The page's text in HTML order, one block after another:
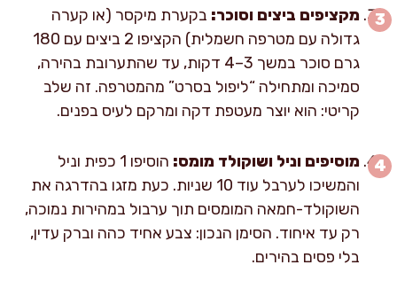
מקציפים ביצים וסוכר: בקערת מיקסר (או קערה
גדולה עם מטרפה חשמלית) הקציפו 2 ביצים עם 180
גרם סוכר במשך 3–4 דקות, עד שהתערובת בהירה,
סמיכה ומתחילה “ליפול בסרט” מהמטרפה. זה שלב
קריטי: הוא יוצר מעטפת דקה ומרקם לעיס בפנים.
מוסיפים וניל ושוקולד מומס:
הוסיפו 1 כפית וניל
והמשיכו לערבל עוד 10 שניות. כעת מזגו בהדרגה את
השוקולד-חמאה המומסים תוך ערבול במהירות נמוכה,
רק עד איחוד. הסימן הנכון: צבע אחיד כהה וברק עדין,
בלי פסים בהירים.